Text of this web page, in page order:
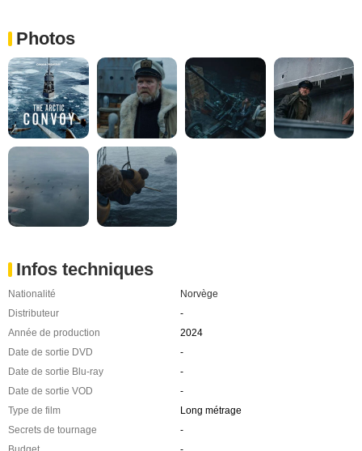
Photos
Infos techniques
Nationalité
Norvège
Distributeur
-
Année de production
2024
Date de sortie DVD
-
Date de sortie Blu-ray
-
Date de sortie VOD
-
Type de film
Long métrage
Secrets de tournage
-